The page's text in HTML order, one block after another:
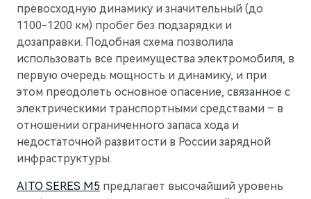
превосходную динамику и значительный (до
1100-1200 км) пробег без подзарядки и
дозаправки. Подобная схема позволила
использовать все преимущества электромобиля, в
первую очередь мощность и динамику, и при
этом преодолеть основное опасение, связанное с
электрическими транспортными средствами – в
отношении ограниченного запаса хода и
недостаточной развитости в России зарядной
инфраструктуры.
AITO SERES M5 предлагает высочайший уровень